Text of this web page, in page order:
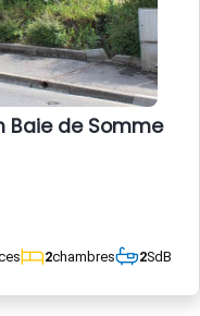
Baie de Somme
2chambres 2SdB